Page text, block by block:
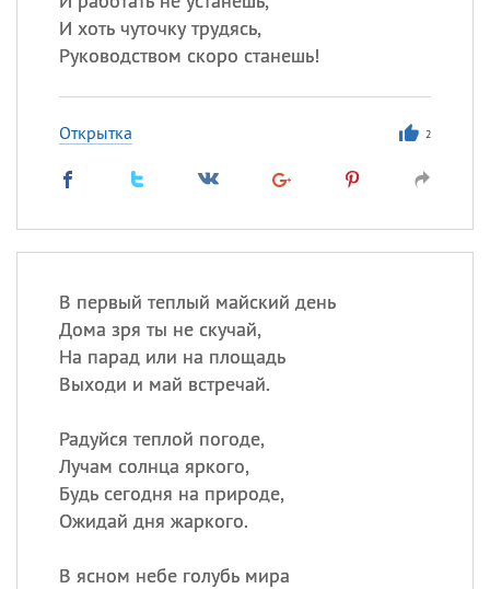
И хоть чуточку трудясь,
Руководством скоро станешь!
Открытка 2
В первый теплый майский день
Дома зря ты не скучай,
На парад или на площадь
Выходи и май встречай.
Радуйся теплой погоде,
Лучам солнца яркого,
Будь сегодня на природе,
Ожидай дня жаркого.
В ясном небе голубь мира
Посмотреть значение
происхождение